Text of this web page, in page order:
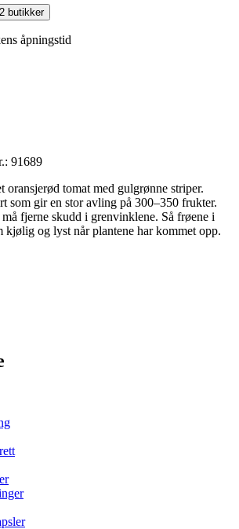
butikker
åpningstid
91689
oransjerød tomat med gulgrønne striper.
som gir en stor avling på 300–350 frukter.
fjerne skudd i grenvinklene. Så frøene i
kjølig og lyst når plantene har kommet opp.